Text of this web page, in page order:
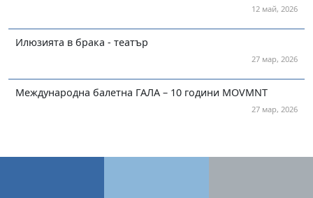
12 май, 2026
Илюзията в брака - театър
27 мар, 2026
Международна балетна ГАЛА – 10 години MOVMNT
27 мар, 2026